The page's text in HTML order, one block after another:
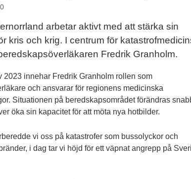
arbetar aktivt med att stärka sin
kris och krig. I centrum för
Fredrik Granholm.
2023 innehar Fredrik Granholm rollen som
och ansvarar för regionens medicinska
Situationen på beredskapsområdet förändras
öka sin kapacitet för att möta nya hotbilder.
vi oss på katastrofer som bussolyckor och
i dag tar vi höjd för ett väpnat angrepp på